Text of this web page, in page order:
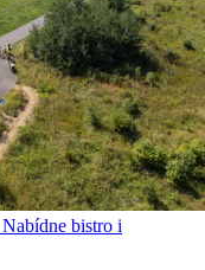
bistro i